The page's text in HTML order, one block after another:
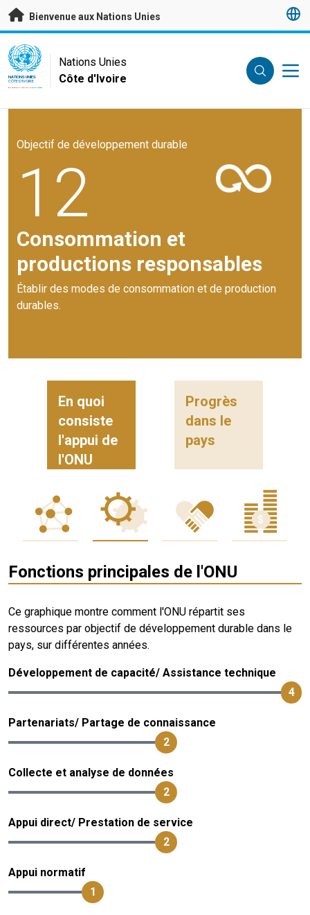
Passer au contenu principal
Bienvenue aux Nations Unies
UN Logo
NATIONS UNIES
CÔTE D'IVOIRE
Nations Unies
Côte d'Ivoire
Objectif de développement durable
12
Consommation et
productions responsables
Établir des modes de consommation et de production
durables.
En quoi
consiste
l'appui de
l'ONU
Progrès
dans le
pays
Fonctions principales de l'ONU
Ce graphique montre comment l'ONU répartit ses
ressources par objectif de développement durable dans le
pays, sur différentes années.
Développement de capacité/ Assistance technique
4
Partenariats/ Partage de connaissance
2
Collecte et analyse de données
2
Appui direct/ Prestation de service
2
Appui normatif
1